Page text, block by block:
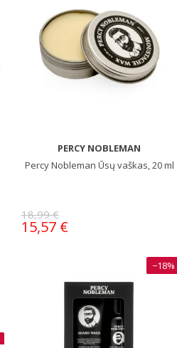
PERCY NOBLEMAN
Percy Nobleman Ūsų vaškas, 20 ml
18,99 €
15,57 €
−18%